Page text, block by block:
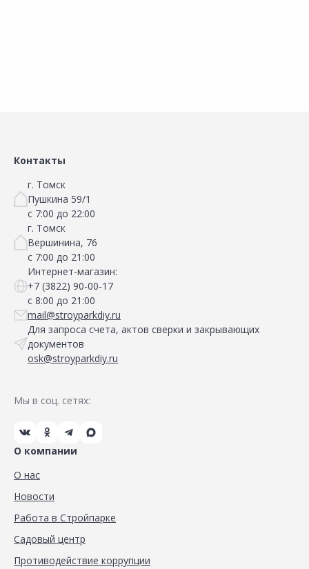
Контакты
г. Томск
Пушкина 59/1
с 7:00 до 22:00
г. Томск
Вершинина, 76
с 7:00 до 21:00
Интернет-магазин:
+7 (3822) 90-00-17
с 8:00 до 21:00
mail@stroyparkdiy.ru
Для запроса счета, актов сверки и закрывающих
документов
osk@stroyparkdiy.ru
Мы в соц. сетях:
О компании
О нас
Новости
Работа в Стройпарке
Садовый центр
Противодействие коррупции